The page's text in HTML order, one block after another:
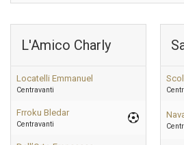
L'Amico Charly
Locatelli Emmanuel
Centravanti
Frroku Bledar
Centravanti